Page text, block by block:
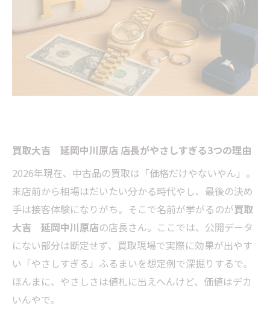
買取大吉 延岡中川原店 店長がやさしすぎる3つの理由
2026年現在、中古品の買取は「価格だけやないやん」。
来店前から相場はだいたい分かる時代やし、最後の決め
手は接客体験になりがち。そこで名前が挙がるのが買取
大吉 延岡中川原店の店長さん。ここでは、公開データ
にない部分は断定せず、買取現場で実際に効果が出やす
い「やさしすぎる」ふるまいを想定例で深掘りするで。
ほんまに、やさしさは値札に出えへんけど、価値はデカ
いんやで。